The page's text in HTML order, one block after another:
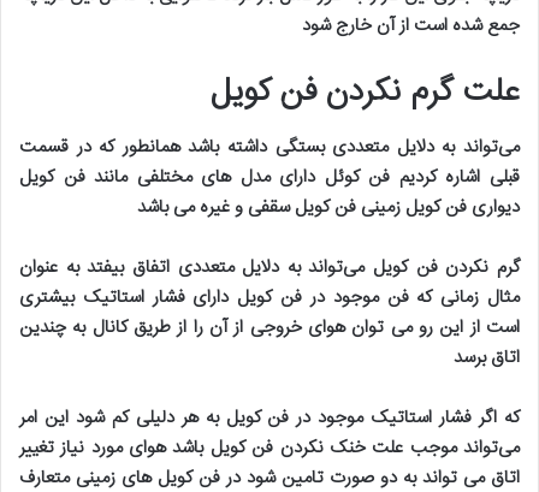
جمع شده است از آن خارج شود
علت گرم نکردن فن کویل
می‌تواند به دلایل متعددی بستگی داشته باشد همانطور که در قسمت
قبلی اشاره کردیم فن کوئل دارای مدل های مختلفی مانند فن کویل
دیواری فن کویل زمینی فن کویل سقفی و غیره می باشد
گرم نکردن فن کویل می‌تواند به دلایل متعددی اتفاق بیفتد به عنوان
مثال زمانی که فن موجود در فن کویل دارای فشار استاتیک بیشتری
است از این رو می توان هوای خروجی از آن را از طریق کانال به چندین
اتاق برسد
که اگر فشار استاتیک موجود در فن کویل به هر دلیلی کم شود این امر
می‌تواند موجب علت خنک نکردن فن کویل باشد هوای مورد نیاز تغییر
اتاق می تواند به دو صورت تامین شود در فن کویل های زمینی متعارف